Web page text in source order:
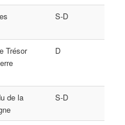
S-D
Trésor
D
de la
S-D